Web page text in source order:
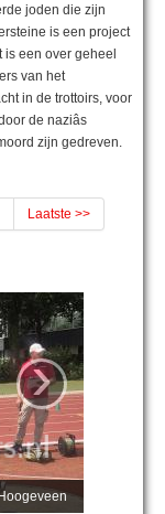
joden die zijn
is een project
een over geheel
van het
in de trottoirs, voor
de naziâs
zijn gedreven.
Laatste >>
›